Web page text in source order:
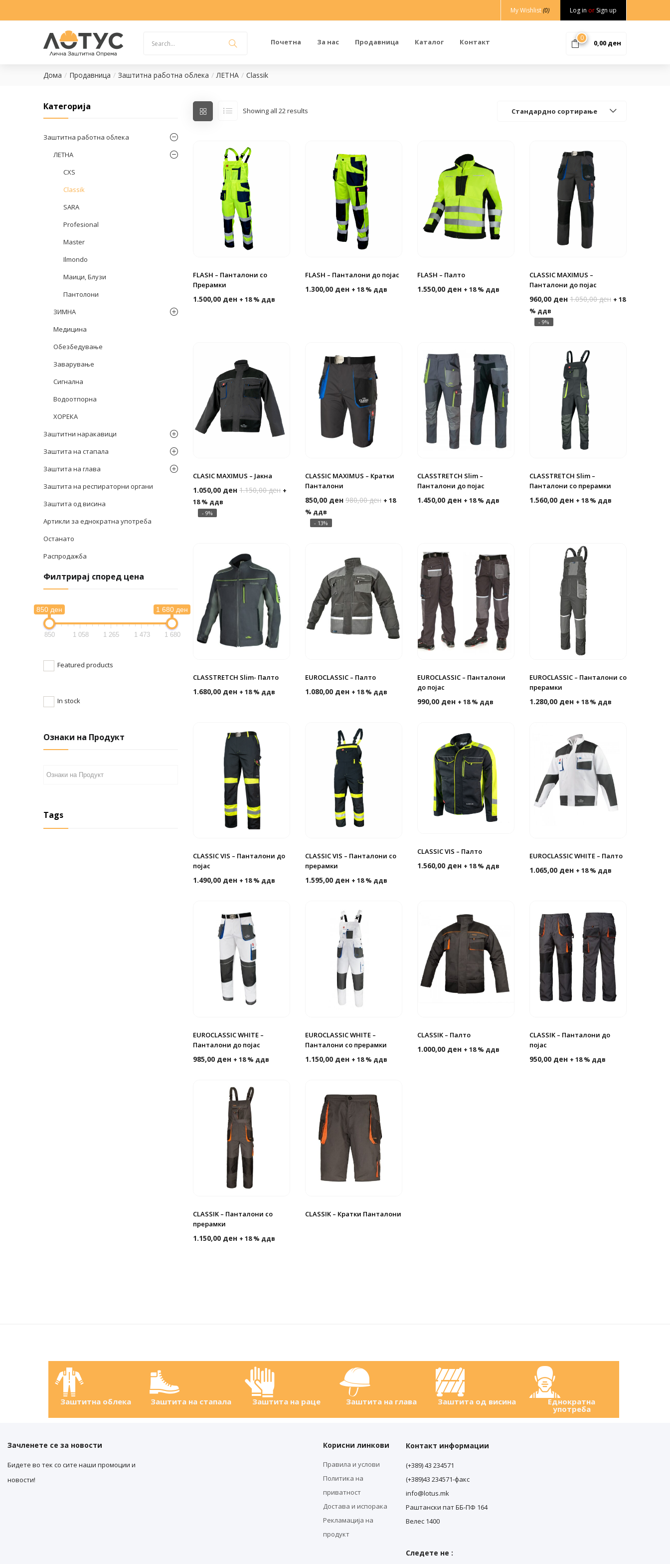
My Wishlist(0) Log in or Sign up
0
0,00 ден
Почетна За нас Продавница Каталог Контакт
Дома Продавница Заштитна работна облека ЛЕТНА Classik
Showing all 22 results Стандардно сортирање
FLASH – Панталони со
Прерамки
1.500,00 ден + 18 % ддв
FLASH – Панталони до појас
1.300,00 ден + 18 % ддв
FLASH – Палто
1.550,00 ден + 18 % ддв
CLASSIC MAXIMUS –
Панталони до појас
960,00 ден 1.050,00ден + 18
% ддв
- 9%
CLASIC MAXIMUS – Јакна
1.050,00 ден 1.150,00ден +
18 % ддв
- 9%
CLASSIC MAXIMUS – Кратки
Панталони
850,00 ден 980,00ден + 18
% ддв
- 13%
CLASSTRETCH Slim –
Панталони до појас
1.450,00 ден + 18 % ддв
CLASSTRETCH Slim –
Панталони со прерамки
1.560,00 ден + 18 % ддв
CLASSTRETCH Slim- Палто
1.680,00 ден + 18 % ддв
EUROCLASSIC – Палто
1.080,00 ден + 18 % ддв
EUROCLASSIC – Панталони
до појас
990,00 ден + 18 % ддв
EUROCLASSIC – Панталони со
прерамки
1.280,00 ден + 18 % ддв
CLASSIC VIS – Панталони до
појас
1.490,00 ден + 18 % ддв
CLASSIC VIS – Панталони со
прерамки
1.595,00 ден + 18 % ддв
CLASSIC VIS – Палто
1.560,00 ден + 18 % ддв
EUROCLASSIC WHITE – Палто
1.065,00 ден + 18 % ддв
EUROCLASSIC WHITE –
Панталони до појас
985,00 ден + 18 % ддв
EUROCLASSIC WHITE –
Панталони со прерамки
1.150,00 ден + 18 % ддв
CLASSIK – Палто
1.000,00 ден + 18 % ддв
CLASSIK – Панталони до
појас
950,00 ден + 18 % ддв
CLASSIK – Панталони со
прерамки
1.150,00 ден + 18 % ддв
CLASSIK – Кратки Панталони
Категорија
Заштитна работна облека
ЛЕТНА
CXS
Classik
SARA
Profesional
Master
Ilmondo
Маици, Блузи
Пантолони
ЗИМНА
Медицина
Обезбедување
Заварување
Сигнална
Водоотпорна
ХОРЕКА
Заштитни наракавици
Заштита на стапала
Заштита на глава
Заштита на респираторни органи
Заштита од висина
Артикли за еднократна употреба
Останато
Распродажба
Филтрирај според цена
850 ден 1 680 ден
850 1 058 1 265 1 473 1 680
Featured products
In stock
Ознаки на Продукт
Tags
Заштитна облека Заштита на стапала Заштита на раце Заштита на глава Заштита од висина Еднократна
употреба
Зачленете се за новости
Бидете во тек со сите наши промоции и
новости!
Контакт информации
(+389) 43 234571
(+389)43 234571-факс
info@lotus.mk
Раштански пат ББ-ПФ 164
Велес 1400
Следете не :
Корисни линкови
Правила и услови
Политика на
приватност
Достава и испорака
Рекламација на
продукт